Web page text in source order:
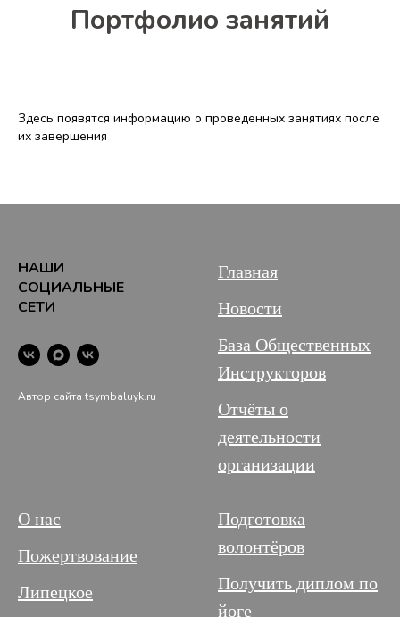
Портфолио занятий
Здесь появятся информацию о проведенных занятиях после
их завершения
НАШИ
СОЦИАЛЬНЫЕ
СЕТИ
Автор сайта tsymbaluyk.ru
Главная
Новости
База Общественных
Инструкторов
Отчёты о
деятельности
организации
О нас
Пожертвование
Липецкое
Подготовка
волонтёров
Получить диплом по
йоге